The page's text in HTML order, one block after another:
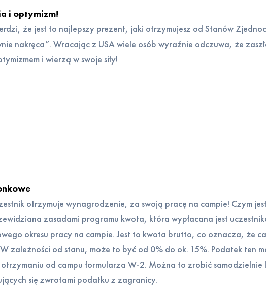
i optymizm!
że jest to najlepszy prezent, jaki otrzymujesz od Stanów
nakręca”. Wracając z USA wiele osób wyraźnie odczuwa, że
i wierzą w swoje siły!
otrzymuje wynagrodzenie, za swoją pracę na campie! Czym
zasadami programu kwota, która wypłacana jest
okresu pracy na campie. Jest to kwota brutto, co oznacza, że
zależności od stanu, może to być od 0% do ok. 15%. Podatek ten
od campu formularza W-2. Można to zrobić samodzielnie
się zwrotami podatku z zagranicy.